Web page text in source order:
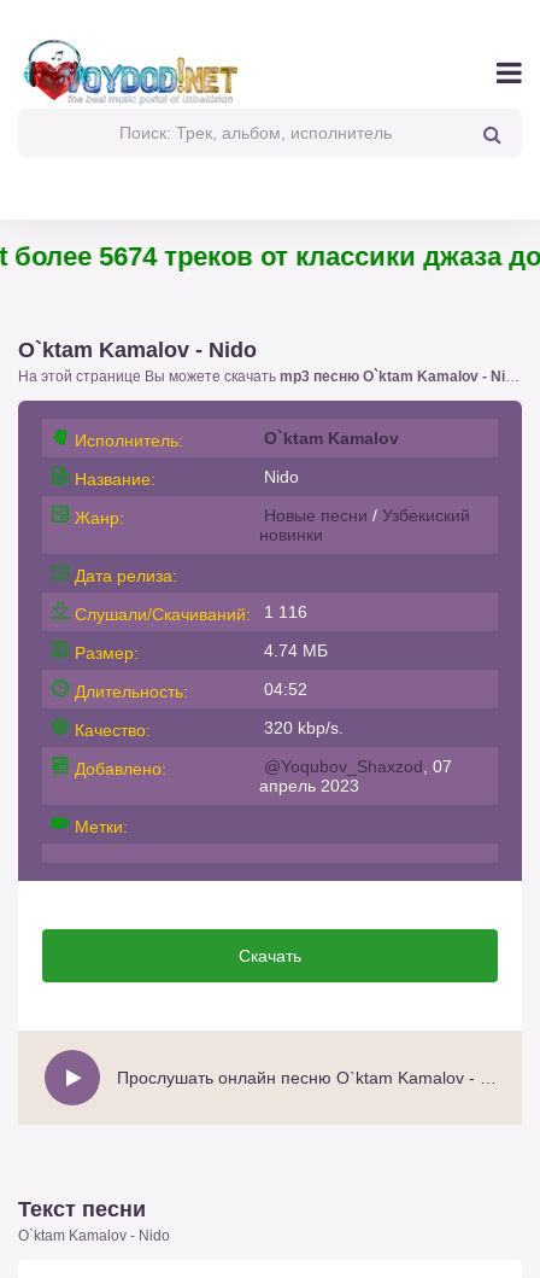
5674 треков от классики джаза до
O`ktam Kamalov - Nido
На этой странице Вы можете скачать mp3 песню O`ktam Kamalov - Nido
Исполнитель: O`ktam Kamalov
Название: Nido
Жанр: Новые песни / Узбекиский
новинки
Дата релиза:
Слушали/Скачиваний:
1 116
Размер: 4.74 МБ
Длительность: 04:52
Качество: 320 kbp/s.
Добавлено: @Yoqubov_Shaxzod , 07
апрель 2023
Метки:
Скачать
Текст песни
O`ktam Kamalov - Nido